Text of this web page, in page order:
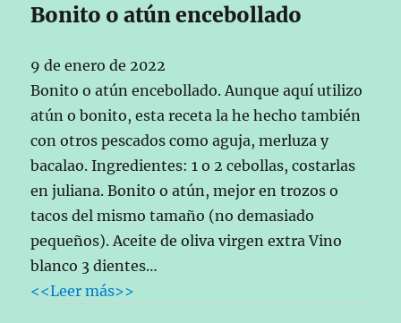
Bonito o atún encebollado
9 de enero de 2022
Bonito o atún encebollado. Aunque aquí utilizo
atún o bonito, esta receta la he hecho también
con otros pescados como aguja, merluza y
bacalao. Ingredientes: 1 o 2 cebollas, costarlas
en juliana. Bonito o atún, mejor en trozos o
tacos del mismo tamaño (no demasiado
pequeños). Aceite de oliva virgen extra Vino
blanco 3 dientes…
<<Leer más>>